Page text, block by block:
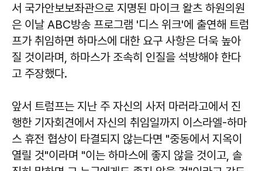
서 국가안보보좌관으로 지명된 마이크 왈츠 하원의원
은 이날 ABC방송 프로그램 '디스 위크'에 출연해 트럼
프가 취임하면 하마스에 대한 요구 사항은 더욱 높아
질 것이라며, 하마스가 조속히 인질을 석방해야 한다
고 주장했다.
앞서 트럼프는 지난 주 자신의 사저 마러라고에서 진
행한 기자회견에서 자신의 취임일까지 이스라엘-하마
스 휴전 협상이 타결되지 않는다면 "중동에서 지옥이
열릴 것"이라며 "이는 하마스에 좋지 않을 것이고, 솔